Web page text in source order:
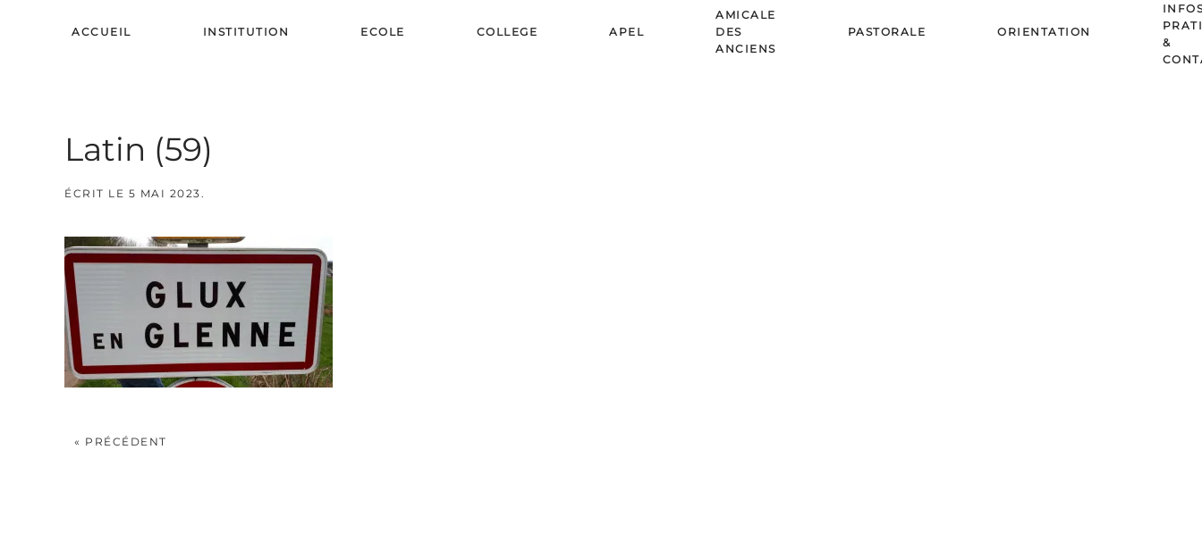
ACCUEIL INSTITUTION ECOLE COLLEGE APEL
AMICALE
DES
ANCIENS
PASTORALE ORIENTATION
&
Latin (59)
ÉCRIT LE 5 MAI 2023.
« PRÉCÉDENT